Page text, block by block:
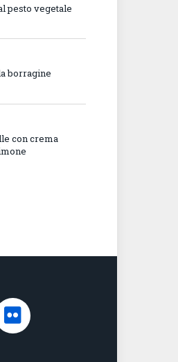
pesto vegetale
borragine
con crema